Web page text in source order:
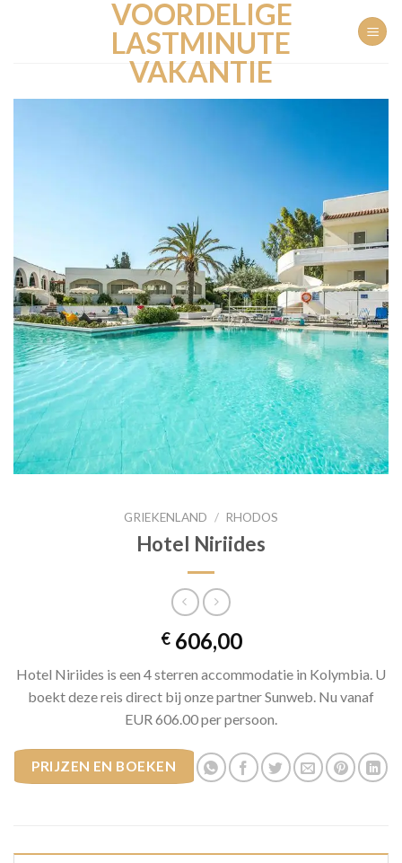
VOORDELIGE
LASTMINUTE
VAKANTIE
GRIEKENLAND / RHODOS
Hotel Niriides
€606,00
Hotel Niriides is een 4 sterren accommodatie in Kolymbia. U
boekt deze reis direct bij onze partner Sunweb. Nu vanaf
EUR 606.00 per persoon.
PRIJZEN EN BOEKEN